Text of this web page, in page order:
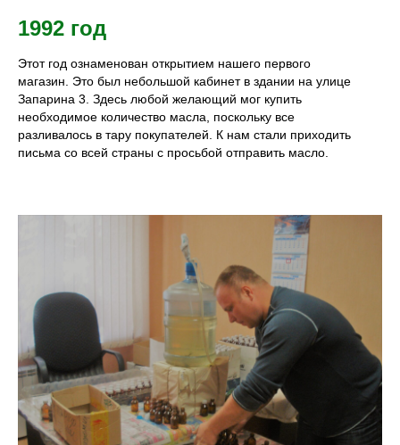
1992 год
Этот год ознаменован открытием нашего первого
магазин. Это был небольшой кабинет в здании на улице
Запарина 3. Здесь любой желающий мог купить
необходимое количество масла, поскольку все
разливалось в тару покупателей. К нам стали приходить
письма со всей страны с просьбой отправить масло.